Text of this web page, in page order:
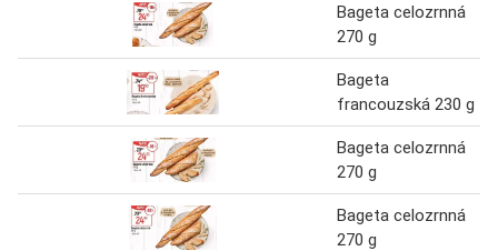
Bageta celozrnná
270 g
Bageta
francouzská 230 g
Bageta celozrnná
270 g
Bageta celozrnná
270 g